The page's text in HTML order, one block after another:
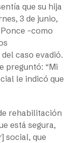
que su hija
3 de junio,
–como
caso evadió.
preguntó: “Mi
le indicó que
rehabilitación
está segura,
social, que